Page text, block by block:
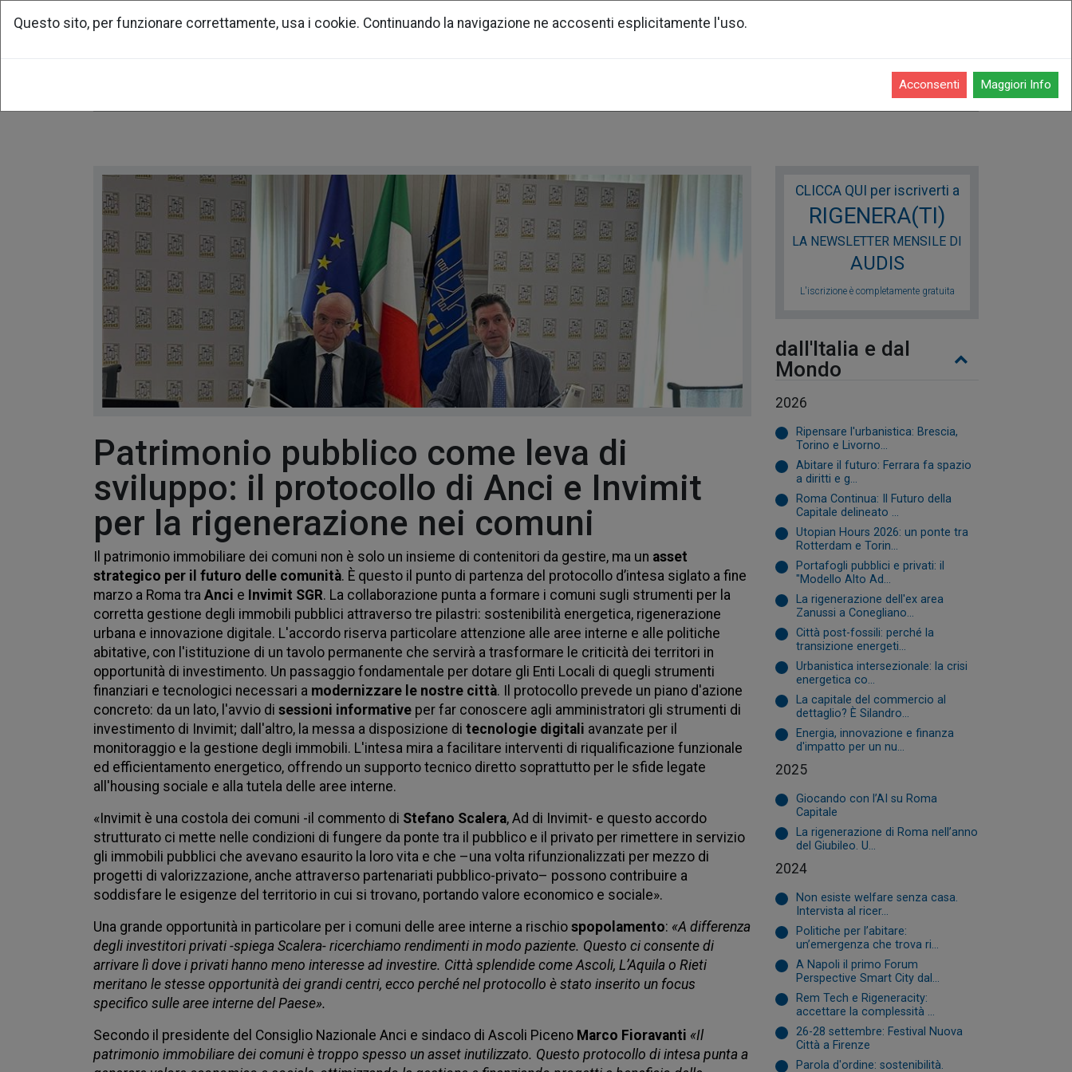
Patrimonio pubblico come leva di
sviluppo: il protocollo di Anci e Invimit
per la rigenerazione nei comuni
Il patrimonio immobiliare dei comuni non è solo un insieme di contenitori da gestire, ma un asset
strategico per il futuro delle comunità. È questo il punto di partenza del protocollo d’intesa siglato a fine
marzo a Roma tra Anci e Invimit SGR. La collaborazione punta a formare i comuni sugli strumenti per la
corretta gestione degli immobili pubblici attraverso tre pilastri: sostenibilità energetica, rigenerazione
urbana e innovazione digitale. L'accordo riserva particolare attenzione alle aree interne e alle politiche
abitative, con l'istituzione di un tavolo permanente che servirà a trasformare le criticità dei territori in
opportunità di investimento. Un passaggio fondamentale per dotare gli Enti Locali di quegli strumenti
finanziari e tecnologici necessari a modernizzare le nostre città. Il protocollo prevede un piano d'azione
concreto: da un lato, l'avvio di sessioni informative per far conoscere agli amministratori gli strumenti di
investimento di Invimit; dall'altro, la messa a disposizione di tecnologie digitali avanzate per il
monitoraggio e la gestione degli immobili. L'intesa mira a facilitare interventi di riqualificazione funzionale
ed efficientamento energetico, offrendo un supporto tecnico diretto soprattutto per le sfide legate
all'housing sociale e alla tutela delle aree interne.
«Invimit è una costola dei comuni -il commento di Stefano Scalera, Ad di Invimit- e questo accordo
strutturato ci mette nelle condizioni di fungere da ponte tra il pubblico e il privato per rimettere in servizio
gli immobili pubblici che avevano esaurito la loro vita e che –una volta rifunzionalizzati per mezzo di
progetti di valorizzazione, anche attraverso partenariati pubblico-privato– possono contribuire a
soddisfare le esigenze del territorio in cui si trovano, portando valore economico e sociale».
Una grande opportunità in particolare per i comuni delle aree interne a rischio spopolamento: «A differenza
degli investitori privati -spiega Scalera- ricerchiamo rendimenti in modo paziente. Questo ci consente di
arrivare lì dove i privati hanno meno interesse ad investire. Città splendide come Ascoli, L’Aquila o Rieti
meritano le stesse opportunità dei grandi centri, ecco perché nel protocollo è stato inserito un focus
specifico sulle aree interne del Paese».
Secondo il presidente del Consiglio Nazionale Anci e sindaco di Ascoli Piceno Marco Fioravanti «Il
patrimonio immobiliare dei comuni è troppo spesso un asset inutilizzato. Questo protocollo di intesa punta a
CLICCA QUI per iscriverti a
RIGENERA(TI)
LA NEWSLETTER MENSILE DI
AUDIS
L'iscrizione è completamente gratuita
dall'Italia e dal
Mondo
2026
Ripensare l'urbanistica: Brescia,
Torino e Livorno...
Abitare il futuro: Ferrara fa spazio
a diritti e g...
Roma Continua: Il Futuro della
Capitale delineato ...
Utopian Hours 2026: un ponte tra
Rotterdam e Torin...
Portafogli pubblici e privati: il
"Modello Alto Ad...
La rigenerazione dell'ex area
Zanussi a Conegliano...
Città post-fossili: perché la
transizione energeti...
Urbanistica intersezionale: la crisi
energetica co...
La capitale del commercio al
dettaglio? È Silandro...
Energia, innovazione e finanza
d'impatto per un nu...
2025
Giocando con l’AI su Roma
Capitale
La rigenerazione di Roma nell’anno
del Giubileo. U...
2024
Non esiste welfare senza casa.
Intervista al ricer...
Politiche per l’abitare:
un’emergenza che trova ri...
A Napoli il primo Forum
Perspective Smart City dal...
Rem Tech e Rigeneracity:
accettare la complessità ...
26-28 settembre: Festival Nuova
Città a Firenze
Parola d'ordine: sostenibilità.
Questo sito, per funzionare correttamente, usa i cookie. Continuando la navigazione ne accosenti esplicitamente l'uso.
Acconsenti Maggiori Info